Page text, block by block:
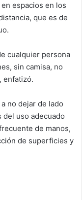
espacios en los
que es de
cualquier persona
sin camisa, no
enfatizó.
no dejar de lado
del uso adecuado
de manos,
de superficies y